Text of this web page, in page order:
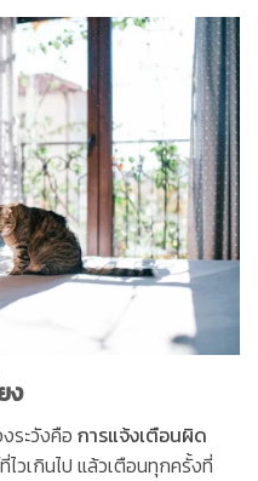
ง
ระวังคือ การแจ้งเตือนผิด
ไวเกินไป แล้วเตือนทุกครั้งที่